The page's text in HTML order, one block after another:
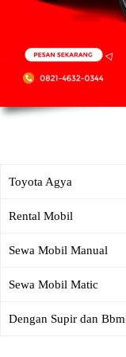
Toyota Agya
Rental Mobil
Sewa Mobil Manual
Sewa Mobil Matic
Dengan Supir dan Bbm